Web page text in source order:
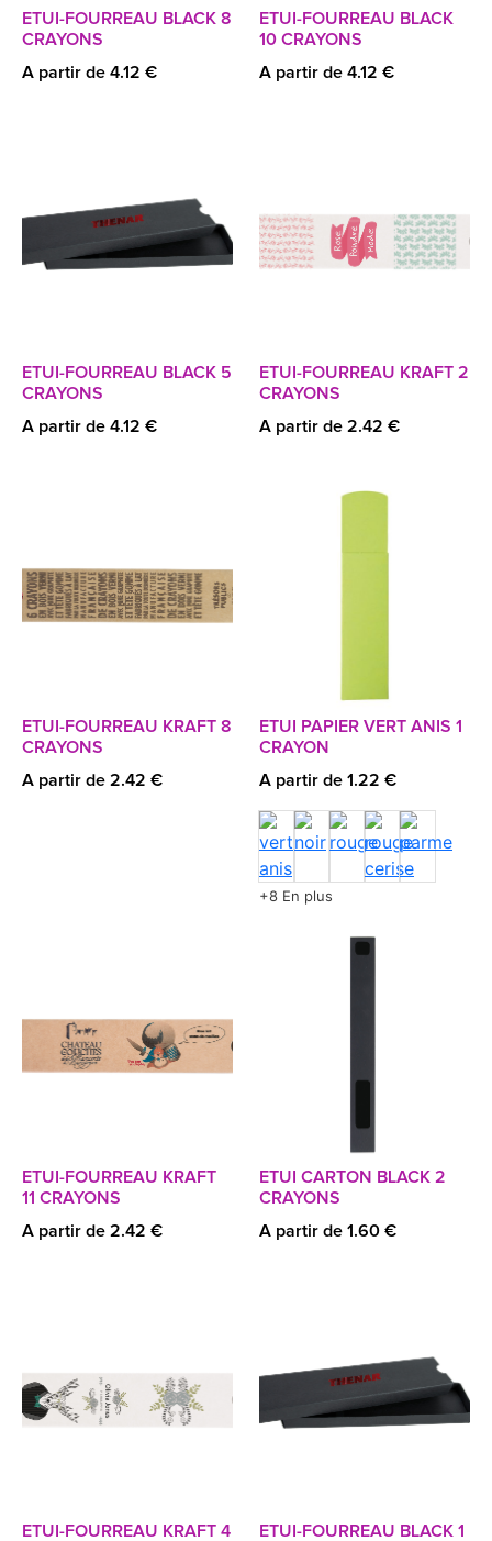
ETUI-FOURREAU BLACK 8
CRAYONS
A partir de 4.12 €
ETUI-FOURREAU BLACK
10 CRAYONS
A partir de 4.12 €
ETUI-FOURREAU BLACK 5
CRAYONS
A partir de 4.12 €
ETUI-FOURREAU KRAFT 2
CRAYONS
A partir de 2.42 €
ETUI-FOURREAU KRAFT 8
CRAYONS
A partir de 2.42 €
ETUI PAPIER VERT ANIS 1
CRAYON
A partir de 1.22 €
+8 En plus
ETUI-FOURREAU KRAFT
11 CRAYONS
A partir de 2.42 €
ETUI CARTON BLACK 2
CRAYONS
A partir de 1.60 €
ETUI-FOURREAU KRAFT 4
ETUI-FOURREAU BLACK 1